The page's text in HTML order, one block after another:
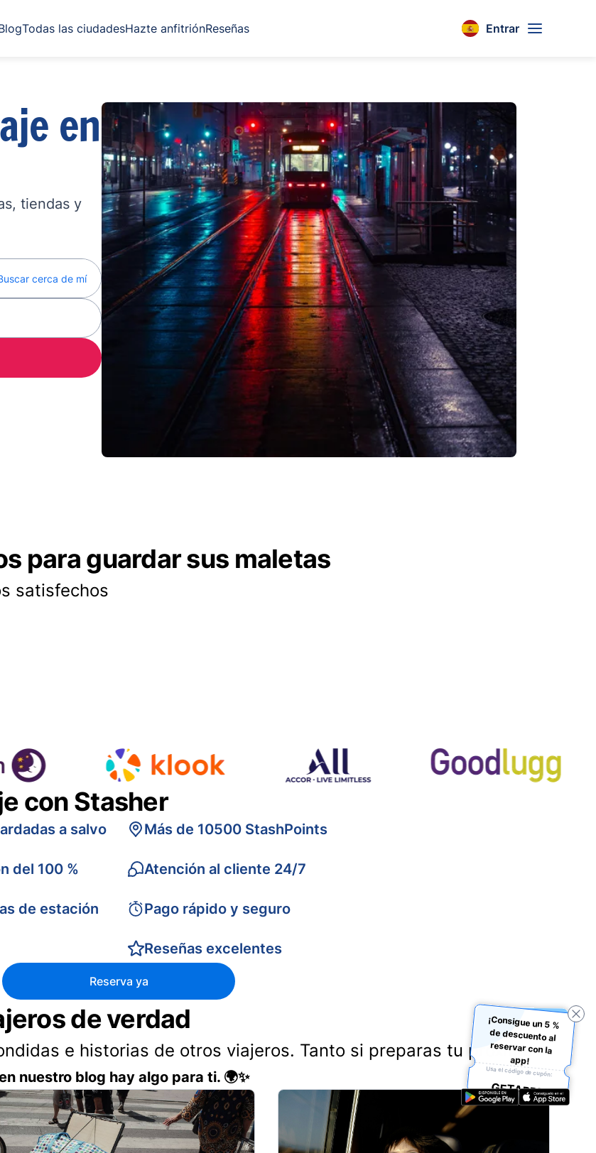
Todas las ciudadesHazte anfitriónReseñas Entrar
en
tiendas y
cerca de mí
para guardar sus maletas
satisfechos
con Stasher
a salvo
del 100 %
de estación
Más de 10500 StashPoints
Atención al cliente 24/7
Pago rápido y seguro
Reseñas excelentes
Reserva ya
de verdad
e historias de otros viajeros. Tanto si preparas tu próxima
nuestro blog hay algo para ti. 🌍✨
¡Consigue un 5 %
de descuento al
reservar con la
app!
Usa el código de cupón:
GETAPP5